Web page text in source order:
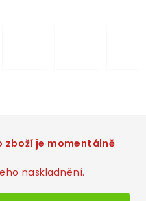
je momentálně
naskladnění.